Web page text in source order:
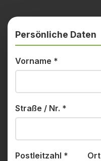
Persönliche Daten
Vorname *
Straße / Nr. *
Postleitzahl * Ort